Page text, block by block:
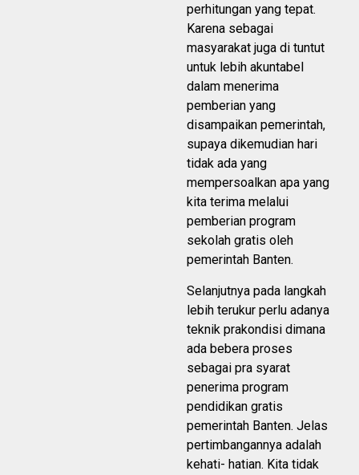
perhitungan yang tepat.
Karena sebagai
masyarakat juga di tuntut
untuk lebih akuntabel
dalam menerima
pemberian yang
disampaikan pemerintah,
supaya dikemudian hari
tidak ada yang
mempersoalkan apa yang
kita terima melalui
pemberian program
sekolah gratis oleh
pemerintah Banten.
Selanjutnya pada langkah
lebih terukur perlu adanya
teknik prakondisi dimana
ada bebera proses
sebagai pra syarat
penerima program
pendidikan gratis
pemerintah Banten. Jelas
pertimbangannya adalah
kehati- hatian. Kita tidak